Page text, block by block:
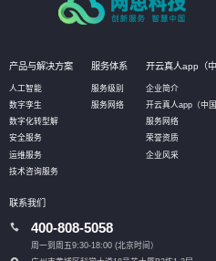
产品与解决方案
人工智能
数字孪生
数字化转型解
安全服务
运维服务
技术咨询服务
服务体系
服务级别
服务网络
开云真人app（
企业简介
开云真人app（中
服务网络
荣誉资质
企业风采
联系我们
400-808-5058
周一到周五9:30-18:00 (北京时间）